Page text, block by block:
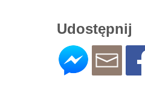
Udostępnij